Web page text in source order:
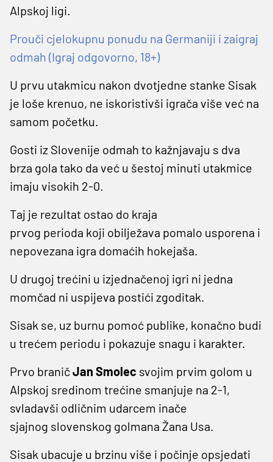
Alpskoj ligi.
Prouči cjelokupnu ponudu na Germaniji i zaigraj
odmah (Igraj odgovorno, 18+)
U prvu utakmicu nakon dvotjedne stanke Sisak
je loše krenuo, ne iskoristivši igrača više već na
samom početku.
Gosti iz Slovenije odmah to kažnjavaju s dva
brza gola tako da već u šestoj minuti utakmice
imaju visokih 2-0.
Taj je rezultat ostao do kraja
prvog perioda koji obilježava pomalo usporena i
nepovezana igra domaćih hokejaša.
U drugoj trećini u izjednačenoj igri ni jedna
momčad ni uspijeva postići zgoditak.
Sisak se, uz burnu pomoć publike, konačno budi
u trećem periodu i pokazuje snagu i karakter.
Prvo braničJan Smolec svojim prvim golom u
Alpskoj sredinom trećine smanjuje na 2-1,
svladavši odličnim udarcem inače
sjajnog slovenskog golmana Žana Usa.
Sisak ubacuje u brzinu više i počinje opsjedati